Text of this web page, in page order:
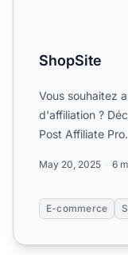
ShopSite
Vous souhaitez
d'affiliation ?
Post Affiliate Pro.
May 20, 2025 6
E-commerce